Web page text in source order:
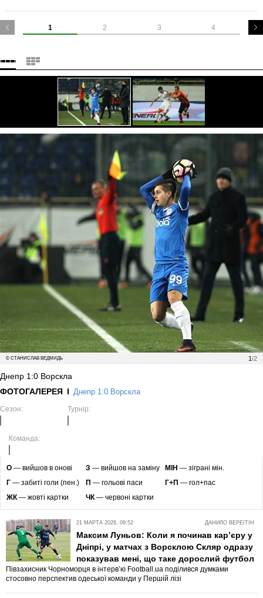
1 2 3 4
1/2
© СТАНИСЛАВ ВЕДМИДЬ
Днепр 1:0 Ворскла
ФОТОГАЛЕРЕЯ
Днепр 1:0 Ворскла
Сезон: Турнір:
Команда:
O — вийшов в онові З — вийшов на заміну МІН — зіграні мін.
Г — забиті голи (пен.) П — гольові паси Г+П — гол+пас
ЖК— жовті картки ЧК— червоні картки
ДАНИЛО ВЕРЕІТІН
21 МАРТА 2026, 09:52
Максим Луньов: Коли я починав кар’єру у
Дніпрі, у матчах з Ворсклою Скляр одразу
показував мені, що таке дорослий футбол
Півзахисник Чорноморця в інтерв’ю Football.ua поділився думками
стосовно перспектив одеської команди у Першій лізі